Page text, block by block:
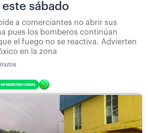
sábado
a comerciantes no abrir sus
pues los bomberos continúan
el fuego no se reactiva. Advierten
en la zona